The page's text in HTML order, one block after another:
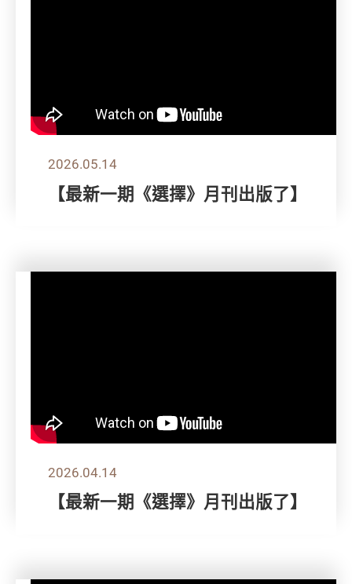
2026.05.14
【最新一期《選擇》月刊出版了】
2026.04.14
【最新一期《選擇》月刊出版了】